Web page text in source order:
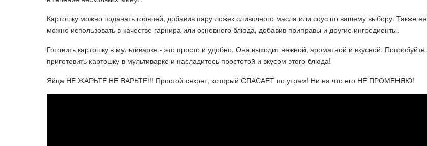
Картошку можно подавать горячей, добавив пару ложек сливочного масла или соус по вашему выбору. Также ее
можно использовать в качестве гарнира или основного блюда, добавив приправы и другие ингредиенты.
Готовить картошку в мультиварке - это просто и удобно. Она выходит нежной, ароматной и вкусной. Попробуйте
приготовить картошку в мультиварке и насладитесь простотой и вкусом этого блюда!
Яйца НЕ ЖАРЬТЕ НЕ ВАРЬТЕ!!! Простой секрет, который СПАСАЕТ по утрам! Ни на что его НЕ ПРОМЕНЯЮ!